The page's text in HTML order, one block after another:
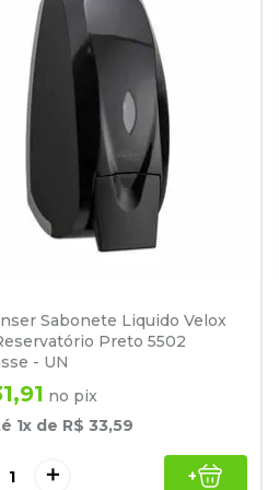
Sabonete Liquido Velox
Preto 5502
- UN
,91 no pix
1x de R$ 33,59
＋ +